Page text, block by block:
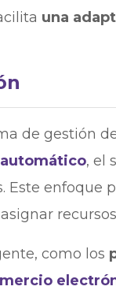
una
de gestión
, el
Este enfoque
como los